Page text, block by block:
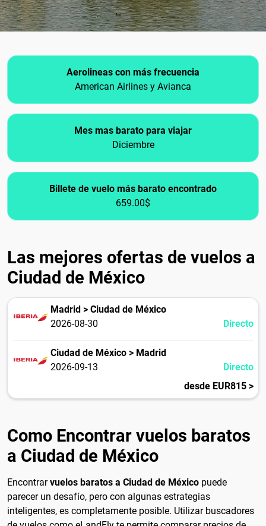
Aerolineas con más frecuencia
American Airlines y Avianca
Mes mas barato para viajar
Diciembre
Billete de vuelo más barato encontrado
659.00$
Las mejores ofertas de vuelos a
Ciudad de México
Madrid > Ciudad de México
2026-08-30
Directo
Ciudad de México > Madrid
2026-09-13
Directo
desde EUR815 >
Como Encontrar vuelos baratos
a Ciudad de México
Encontrarvuelos baratos a Ciudad de México puede
parecer un desafío, pero con algunas estrategias
inteligentes, es completamente posible. Utilizar buscadores